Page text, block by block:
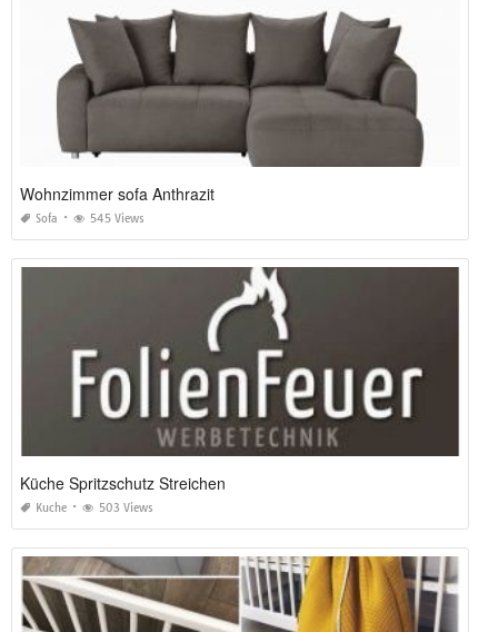
Wohnzimmer sofa Anthrazit
Sofa 545 Views
Küche Spritzschutz Streichen
Kuche 503 Views